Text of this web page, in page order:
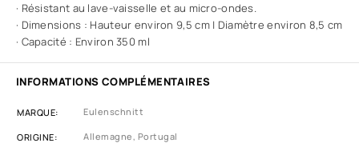
· Résistant au lave-vaisselle et au micro-ondes.
· Dimensions : Hauteur environ 9,5 cm | Diamètre environ 8,5 cm
· Capacité : Environ 350 ml
INFORMATIONS COMPLÉMENTAIRES
MARQUE Eulenschnitt
ORIGINE Allemagne, Portugal